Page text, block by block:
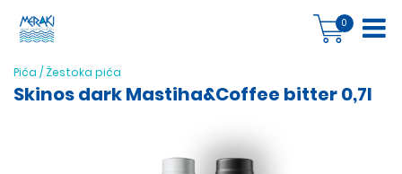
0
Pića / Žestoka pića
Skinos dark Mastiha&Coffee bitter 0,7l